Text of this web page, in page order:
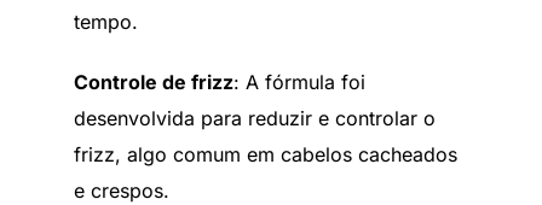
tempo.
Controle de frizz: A fórmula foi
desenvolvida para reduzir e controlar o
frizz, algo comum em cabelos cacheados
e crespos.